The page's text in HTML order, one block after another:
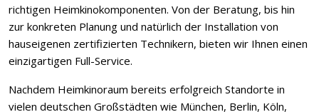
richtigen Heimkinokomponenten. Von der Beratung, bis hin
zur konkreten Planung und natürlich der Installation von
hauseigenen zertifizierten Technikern, bieten wir Ihnen einen
einzigartigen Full-Service.
Nachdem Heimkinoraum bereits erfolgreich Standorte in
vielen deutschen Großstädten wie München, Berlin, Köln,